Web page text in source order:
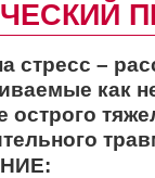
стресс –
как
острого